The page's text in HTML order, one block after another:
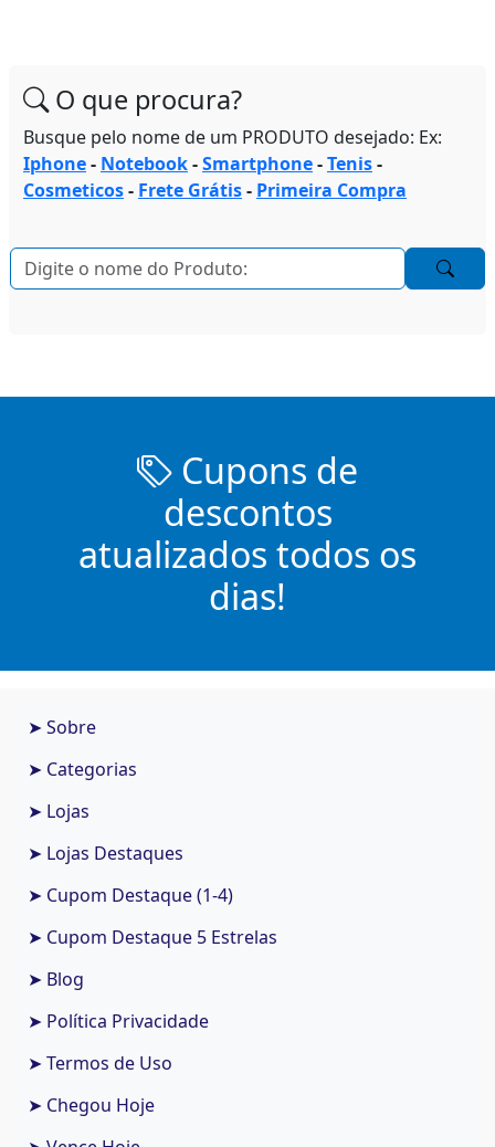
O que procura?
Busque pelo nome de um PRODUTO desejado: Ex:
Iphone- Notebook-Smartphone-Tenis-
Cosmeticos- Frete Grátis- Primeira Compra
Cupons de
descontos
atualizados todos os
dias!
➤ Sobre
➤ Categorias
➤ Lojas
➤ Lojas Destaques
➤ Cupom Destaque (1-4)
➤ Cupom Destaque 5 Estrelas
➤ Blog
➤ Política Privacidade
➤ Termos de Uso
➤ Chegou Hoje